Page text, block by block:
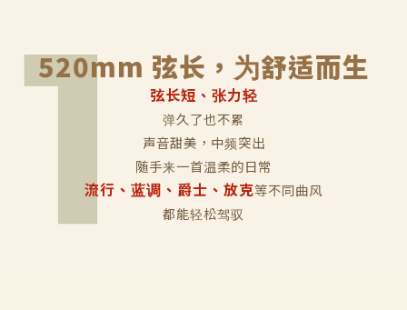
520mm 弦长，为舒适而生
弦长短、张力轻
弹久了也不累
声音甜美，中频突出
随手来一首温柔的日常
流行、蓝调、爵士、放克等不同曲风
都能轻松驾驭